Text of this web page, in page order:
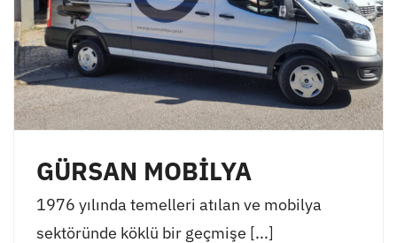
GÜRSAN MOBİLYA
1976 yılında temelleri atılan ve mobilya
sektöründe köklü bir geçmişe [...]